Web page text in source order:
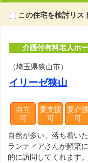
この住宅を検討リス
介護付有料老人ホ
（埼玉県狭山市）
イリーゼ狭山
自立
可
要支援
可
要介
可
自然が多い、落ち着い
ランティアさんが頻繁
的に訪問してくれます